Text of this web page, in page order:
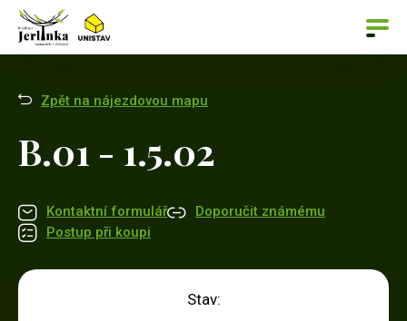
Zpět na nájezdovou mapu
B.01 - 1.5.02
Kontaktní formulář
Doporučit známému
Postup při koupi
Stav: